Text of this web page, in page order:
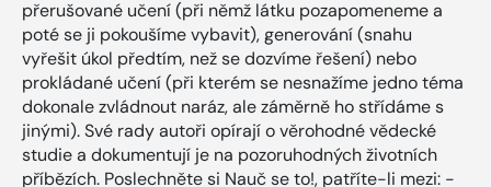
přerušované učení (při němž látku pozapomeneme a
poté se ji pokoušíme vybavit), generování (snahu
vyřešit úkol předtím, než se dozvíme řešení) nebo
prokládané učení (při kterém se nesnažíme jedno téma
dokonale zvládnout naráz, ale záměrně ho střídáme s
jinými). Své rady autoři opírají o věrohodné vědecké
studie a dokumentují je na pozoruhodných životních
příbězích. Poslechněte si Nauč se to!, patříte-li mezi: -